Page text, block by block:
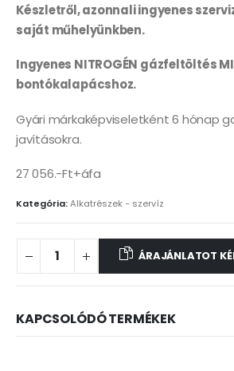
Készletről, azonnali ingyenes
saját műhelyünkben.
Ingyenes NITROGÉN gázfeltöltés
bontókalapácshoz.
Gyári márkaképviseletként 6 hónap
javításokra.
27 056.-Ft+áfa
Kategória:Alkatrészek - szervíz
ÁRAJÁNLATOT
KAPCSOLÓDÓ TERMÉKEK